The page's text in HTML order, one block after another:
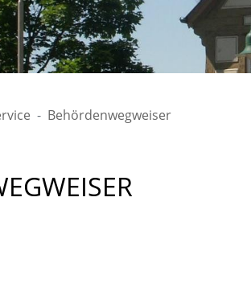
Behördenwegweiser